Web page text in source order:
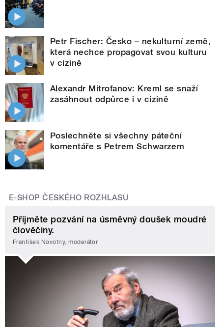
Petr Fischer: Česko – nekulturní země,
která nechce propagovat svou kulturu
v cizině
Alexandr Mitrofanov: Kreml se snaží
zasáhnout odpůrce i v cizině
Poslechněte si všechny páteční
komentáře s Petrem Schwarzem
E-SHOP ČESKÉHO ROZHLASU
Přijměte pozvání na úsměvný doušek moudré
člověčiny.
František Novotný, moderátor